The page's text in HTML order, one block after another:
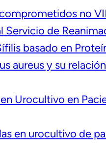
no
Servicio de
basado en
aureus y su
Urocultivo en
en urocultivo de